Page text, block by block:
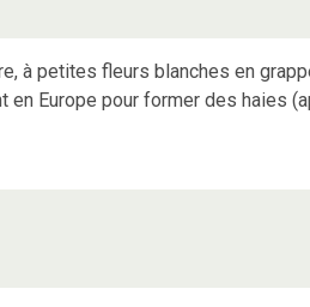
à petites fleurs blanches en
Europe pour former des haies